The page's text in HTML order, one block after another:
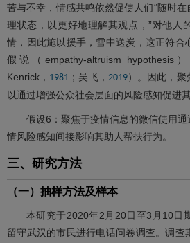
苦与不幸，情感共鸣依然促使人们“随时
理状态，以更好地理解其观点，”对他人
情，因此施以援手，雪中送炭，这正符合
假说（empathy-altruism hypothesis
Kenrick， 1981 ；吴飞， 2019）。因此，聚
以通过增强公众社会层面的风险感知促进
假设6：聚焦于疫情信息的微信使用
情风险感知间接影响其助人帮扶行为。
三、研究方法
（一）抽样方法及样本
本研究于2020年2月20日至3月10日
留守武汉的市民进行电话问卷调查。调查